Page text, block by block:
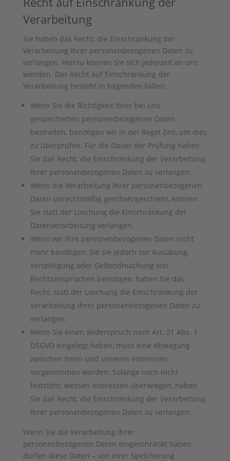
Verarbeitung
Sie haben das Recht, die Einschränkung der
Verarbeitung Ihrer personenbezogenen Daten zu
verlangen. Hierzu können Sie sich jederzeit an uns
wenden. Das Recht auf Einschränkung der
Verarbeitung besteht in folgenden Fällen:
Wenn Sie die Richtigkeit Ihrer bei uns
gespeicherten personenbezogenen Daten
bestreiten, benötigen wir in der Regel Zeit, um dies
zu überprüfen. Für die Dauer der Prüfung haben
Sie das Recht, die Einschränkung der Verarbeitung
Ihrer personenbezogenen Daten zu verlangen.
Wenn die Verarbeitung Ihrer personenbezogenen
Daten unrechtmäßig geschah/geschieht, können
Sie statt der Löschung die Einschränkung der
Datenverarbeitung verlangen.
Wenn wir Ihre personenbezogenen Daten nicht
mehr benötigen, Sie sie jedoch zur Ausübung,
Verteidigung oder Geltendmachung von
Rechtsansprüchen benötigen, haben Sie das
Recht, statt der Löschung die Einschränkung der
Verarbeitung Ihrer personenbezogenen Daten zu
verlangen.
Wenn Sie einen Widerspruch nach Art. 21 Abs. 1
DSGVO eingelegt haben, muss eine Abwägung
zwischen Ihren und unseren Interessen
vorgenommen werden. Solange noch nicht
feststeht, wessen Interessen überwiegen, haben
Sie das Recht, die Einschränkung der Verarbeitung
Ihrer personenbezogenen Daten zu verlangen.
Wenn Sie die Verarbeitung Ihrer
personenbezogenen Daten eingeschränkt haben,
dürfen diese Daten – von ihrer Speicherung